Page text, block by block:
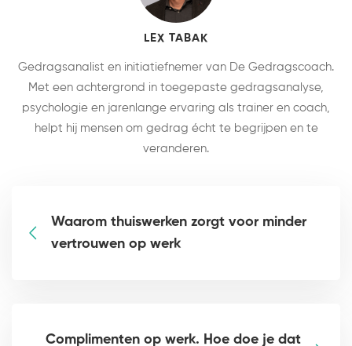
LEX TABAK
Gedragsanalist en initiatiefnemer van De Gedragscoach.
Met een achtergrond in toegepaste gedragsanalyse,
psychologie en jarenlange ervaring als trainer en coach,
helpt hij mensen om gedrag écht te begrijpen en te
veranderen.
Waarom thuiswerken zorgt voor minder
vertrouwen op werk
Complimenten op werk. Hoe doe je dat